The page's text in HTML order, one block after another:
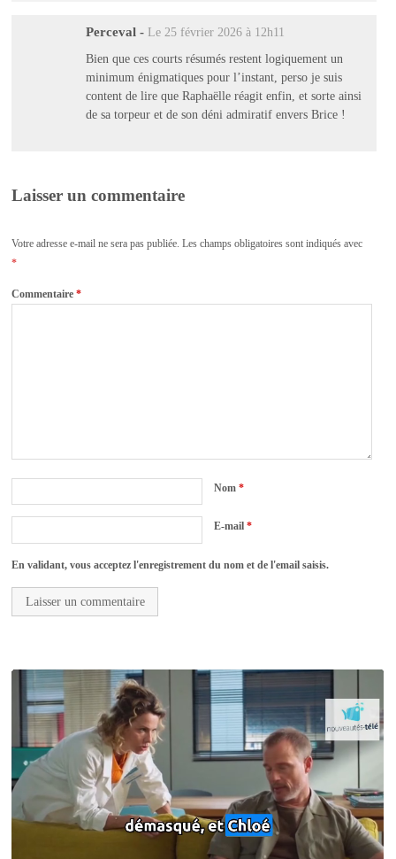
Perceval - Le 25 février 2026 à 12h11
Bien que ces courts résumés restent logiquement un
minimum énigmatiques pour l’instant, perso je suis
content de lire que Raphaëlle réagit enfin, et sorte ainsi
de sa torpeur et de son déni admiratif envers Brice !
Laisser un commentaire
Votre adresse e-mail ne sera pas publiée. Les champs obligatoires sont indiqués avec
*
Commentaire*
Nom*
E-mail*
En validant, vous acceptez l'enregistrement du nom et de l'email saisis.